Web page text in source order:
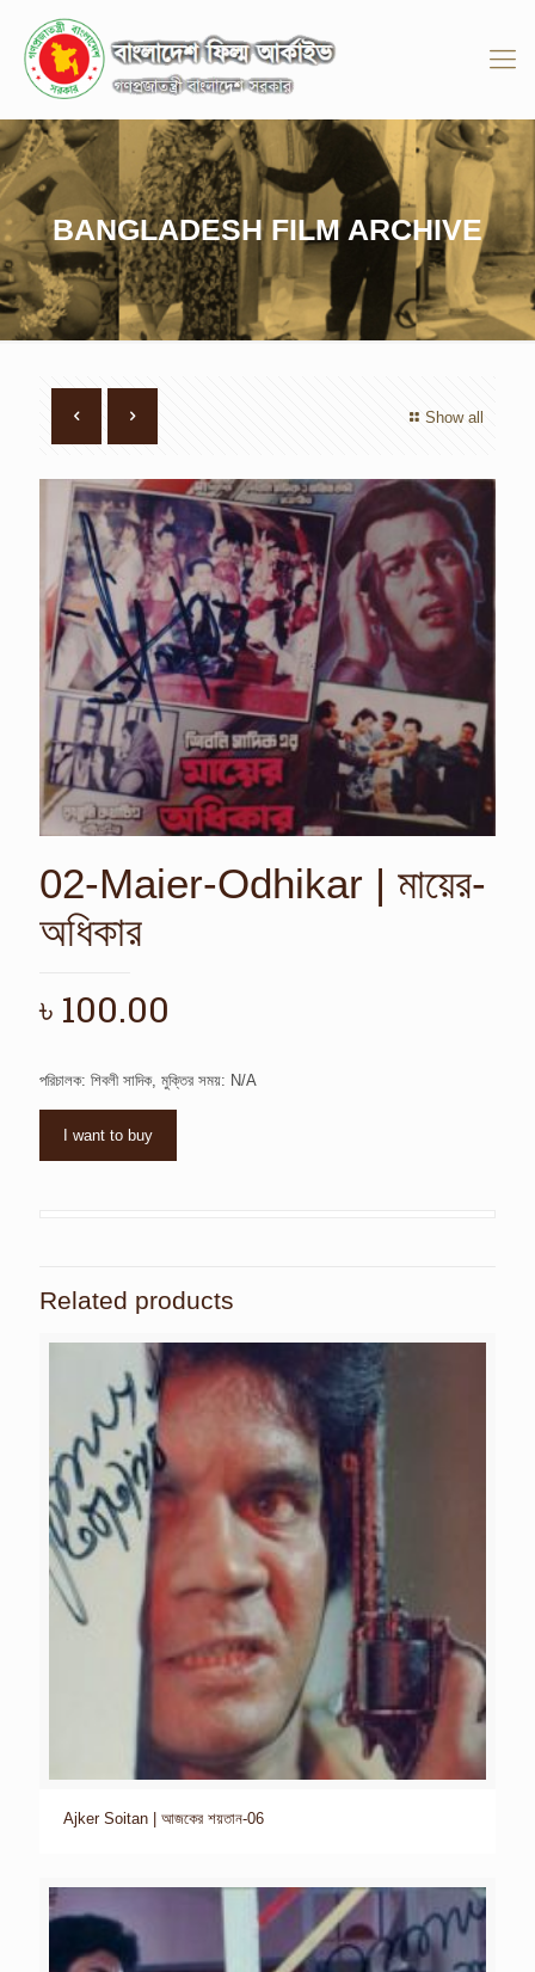
BANGLADESH FILM ARCHIVE
Show all
02-Maier-Odhikar | মায়ের-
অধিকার
৳ 100.00
পরিচালক: শিবলী সাদিক, মুক্তির সময়: N/A
I want to buy
Related products
Ajker Soitan | আজকের শয়তান-06